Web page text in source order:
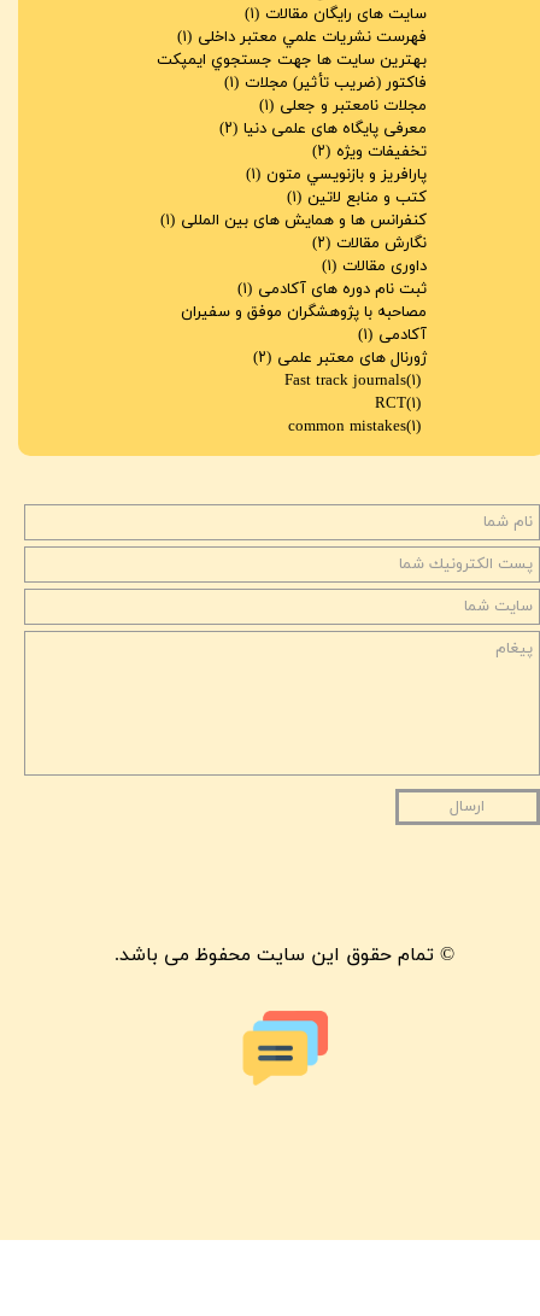
ارسال
سایت های رایگان مقالات (۱)
فهرست نشريات علمي معتبر داخلی (۱)
بهترين سايت ها جهت جستجوي ايمپكت
فاكتور (ضريب تأثير) مجلات (۱)
مجلات نامعتبر و جعلی (۱)
معرفی پایگاه های علمی دنیا (۲)
تخفیفات ویژه (۲)
پارافريز و بازنويسي متون (۱)
کتب و منابع لاتین (۱)
کنفرانس ها و همایش های بین المللی (۱)
نگارش مقالات (۲)
داوری مقالات (۱)
ثبت نام دوره های آکادمی (۱)
مصاحبه با پژوهشگران موفق و سفیران
آکادمی (۱)
ژورنال های معتبر علمی (۲)
Fast track journals(۱)
RCT(۱)
common mistakes(۱)
© تمام حقوق این سایت محفوظ می باشد.